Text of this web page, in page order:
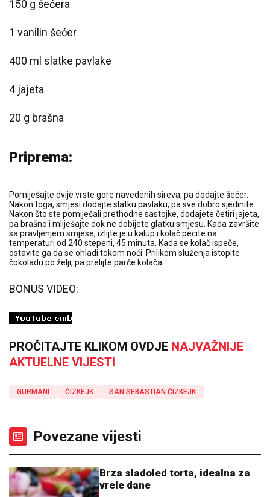
150 g šećera
1 vanilin šećer
400 ml slatke pavlake
4 jajeta
20 g brašna
Priprema:
Pomiješajte dvije vrste gore navedenih sireva, pa dodajte šećer.
Nakon toga, smjesi dodajte slatku pavlaku, pa sve dobro sjedinite.
Nakon što ste pomiješali prethodne sastojke, dodajete četiri jajeta,
pa brašno i mIiješajte dok ne dobijete glatku smjesu. Kada završite
sa pravljenjem smjese, izlijte je u kalup i kolač pecite na
temperaturi od 240 stepeni, 45 minuta. Kada se kolač ispeče,
ostavite ga da se ohladi tokom noći. Prilikom služenja istopite
čokoladu po želji, pa prelijte parče kolača.
BONUS VIDEO:
PROČITAJTE KLIKOM OVDJE NAJVAŽNIJE
AKTUELNE VIJESTI
GURMANI ČIZKEJK SAN SEBASTIAN ČIZKEJK
Povezane vijesti
Brza sladoled torta, idealna za
vrele dane